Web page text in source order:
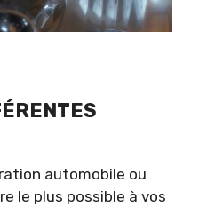
automobile ou
le plus possible à vos